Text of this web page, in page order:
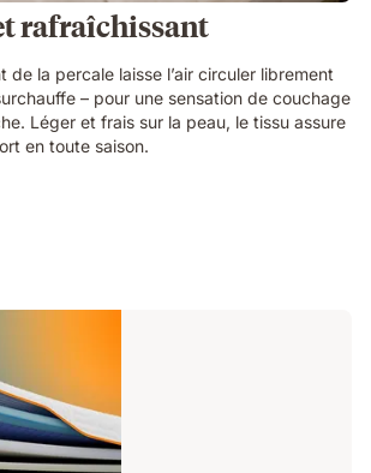
rafraîchissant
de la percale laisse l’air circuler librement
– pour une sensation de couchage
Léger et frais sur la peau, le tissu assure
en toute saison.